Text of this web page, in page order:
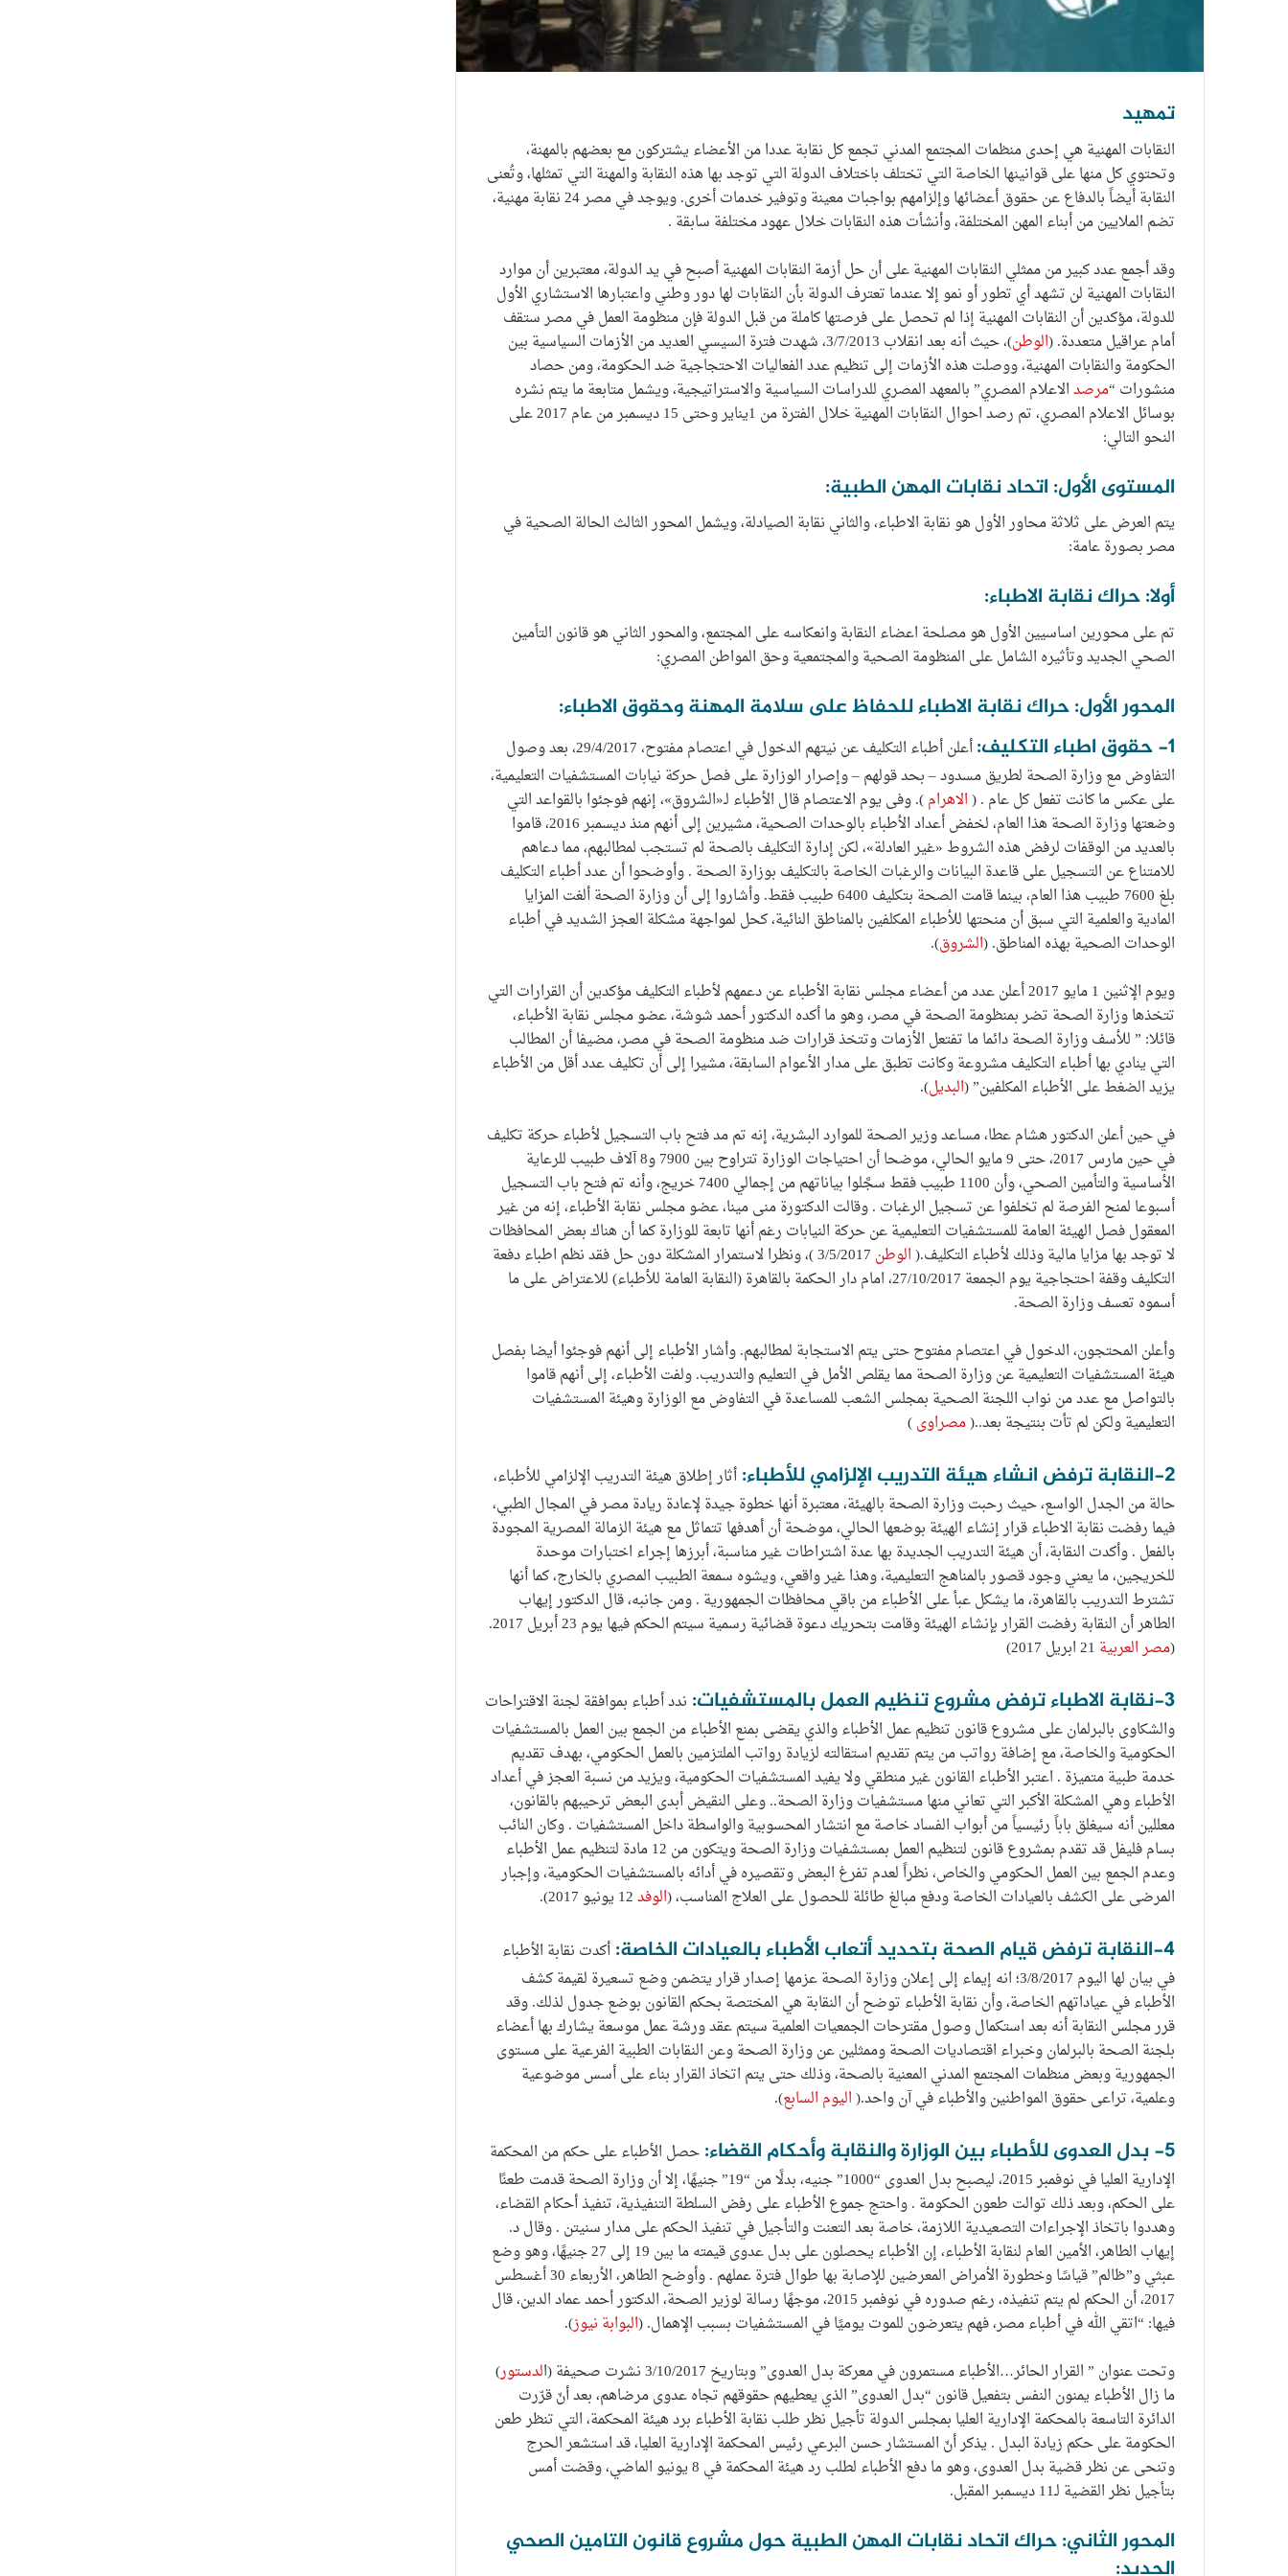
تمهيد
النقابات المهنية هي إحدى منظمات المجتمع المدني تجمع كل نقابة عددا من الأعضاء يشتركون مع بعضهم بالمهنة،
وتحتوي كل منها على قوانينها الخاصة التي تختلف باختلاف الدولة التي توجد بها هذه النقابة والمهنة التي تمثلها، وتُعنى
النقابة أيضاً بالدفاع عن حقوق أعضائها وإلزامهم بواجبات معينة وتوفير خدمات أخرى. ويوجد في مصر 24 نقابة مهنية،
تضم الملايين من أبناء المهن المختلفة، وأنشأت هذه النقابات خلال عهود مختلفة سابقة .
وقد أجمع عدد كبير من ممثلي النقابات المهنية على أن حل أزمة النقابات المهنية أصبح في يد الدولة، معتبرين أن موارد
النقابات المهنية لن تشهد أي تطور أو نمو إلا عندما تعترف الدولة بأن النقابات لها دور وطني واعتبارها الاستشاري الأول
للدولة، مؤكدين أن النقابات المهنية إذا لم تحصل على فرصتها كاملة من قبل الدولة فإن منظومة العمل في مصر ستقف
أمام عراقيل متعددة. (الوطن
)، حيث أنه بعد انقلاب 3/7/2013، شهدت فترة السيسي العديد من الأزمات السياسية بين
الحكومة والنقابات المهنية، ووصلت هذه الأزمات إلى تنظيم عدد الفعاليات الاحتجاجية ضد الحكومة، ومن حصاد
منشورات “مرصدالاعلام المصري” بالمعهد المصري للدراسات السياسية والاستراتيجية، ويشمل متابعة ما يتم نشره
بوسائل الاعلام المصري، تم رصد احوال النقابات المهنية خلال الفترة من 1يناير وحتى 15 ديسمبر من عام 2017 على
النحو التالي:
المستوى الأول: اتحاد نقابات المهن الطبية:
يتم العرض على ثلاثة محاور الأول هو نقابة الاطباء، والثاني نقابة الصيادلة، ويشمل المحور الثالث الحالة الصحية في
مصر بصورة عامة:
أولا: حراك نقابة الاطباء:
تم على محورين اساسيين الأول هو مصلحة اعضاء النقابة وانعكاسه على المجتمع، والمحور الثاني هو قانون التأمين
الصحي الجديد وتأثيره الشامل على المنظومة الصحية والمجتمعية وحق المواطن المصري:
المحور الأول: حراك نقابة الاطباء للحفاظ على سلامة المهنة وحقوق الاطباء:
1- حقوق اطباء التكليف:
أعلن أطباء التكليف عن نيتهم الدخول في اعتصام مفتوح، 29/4/2017، بعد وصول
التفاوض مع وزارة الصحة لطريق مسدود – بحد قولهم – وإصرار الوزارة على فصل حركة نيابات المستشفيات التعليمية،
على عكس ما كانت تفعل كل عام . (الاهرام). وفى يوم الاعتصام قال الأطباء لـ«الشروق»، إنهم فوجئوا بالقواعد التي
وضعتها وزارة الصحة هذا العام، لخفض أعداد الأطباء بالوحدات الصحية، مشيرين إلى أنهم منذ ديسمبر 2016، قاموا
بالعديد من الوقفات لرفض هذه الشروط «غير العادلة»، لكن إدارة التكليف بالصحة لم تستجب لمطالبهم، مما دعاهم
للامتناع عن التسجيل على قاعدة البيانات والرغبات الخاصة بالتكليف بوزارة الصحة . وأوضحوا أن عدد أطباء التكليف
بلغ 7600 طبيب هذا العام، بينما قامت الصحة بتكليف 6400 طبيب فقط. وأشاروا إلى أن وزارة الصحة ألغت المزايا
المادية والعلمية التي سبق أن منحتها للأطباء المكلفين بالمناطق النائية، كحل لمواجهة مشكلة العجز الشديد في أطباء
الوحدات الصحية بهذه المناطق. (الشروق).
ويوم الإثنين 1 مايو 2017 أعلن عدد من أعضاء مجلس نقابة الأطباء عن دعمهم لأطباء التكليف مؤكدين أن القرارات التي
تتخذها وزارة الصحة تضر بمنظومة الصحة في مصر، وهو ما أكده الدكتور أحمد شوشة، عضو مجلس نقابة الأطباء،
قائلا: ” للأسف وزارة الصحة دائما ما تفتعل الأزمات وتتخذ قرارات ضد منظومة الصحة في مصر، مضيفا أن المطالب
التي ينادي بها أطباء التكليف مشروعة وكانت تطبق على مدار الأعوام السابقة، مشيرا إلى أن تكليف عدد أقل من الأطباء
يزيد الضغط على الأطباء المكلفين” (البديل).
في حين أعلن الدكتور هشام عطا، مساعد وزير الصحة للموارد البشرية، إنه تم مد فتح باب التسجيل لأطباء حركة تكليف
في حين مارس 2017، حتى 9 مايو الحالي، موضحا أن احتياجات الوزارة تتراوح بين 7900 و8 آلاف طبيب للرعاية
الأساسية والتأمين الصحي، وأن 1100 طبيب فقط سجَّلوا بياناتهم من إجمالي 7400 خريج، وأنه تم فتح باب التسجيل
أسبوعا لمنح الفرصة لم تخلفوا عن تسجيل الرغبات . وقالت الدكتورة منى مينا، عضو مجلس نقابة الأطباء، إنه من غير
المعقول فصل الهيئة العامة للمستشفيات التعليمية عن حركة النيابات رغم أنها تابعة للوزارة كما أن هناك بعض المحافظات
لا توجد بها مزايا مالية وذلك لأطباء التكليف.(الوطن
3/5/2017 )، ونظرا لاستمرار المشكلة دون حل فقد نظم اطباء دفعة
التكليف وقفة احتجاجية يوم الجمعة 27/10/2017، امام دار الحكمة بالقاهرة (النقابة العامة للأطباء) للاعتراض على ما
أسموه تعسف وزارة الصحة.
وأعلن المحتجون، الدخول في اعتصام مفتوح حتى يتم الاستجابة لمطالبهم. وأشار الأطباء إلى أنهم فوجئوا أيضا بفصل
هيئة المستشفيات التعليمية عن وزارة الصحة مما يقلص الأمل في التعليم والتدريب. ولفت الأطباء، إلى أنهم قاموا
بالتواصل مع عدد من نواب اللجنة الصحية بمجلس الشعب للمساعدة في التفاوض مع الوزارة وهيئة المستشفيات
التعليمية ولكن لم تأت بنتيجة بعد..(مصراوى)
2-النقابة ترفض انشاء هيئة التدريب الإلزامي للأطباء:
أثار إطلاق هيئة التدريب الإلزامي للأطباء،
حالة من الجدل الواسع، حيث رحبت وزارة الصحة بالهيئة، معتبرة أنها خطوة جيدة لإعادة ريادة مصر في المجال الطبي،
فيما رفضت نقابة الاطباء قرار إنشاء الهيئة بوضعها الحالي، موضحة أن أهدفها تتماثل مع هيئة الزمالة المصرية المجودة
بالفعل . وأكدت النقابة، أن هيئة التدريب الجديدة بها عدة اشتراطات غير مناسبة، أبرزها إجراء اختبارات موحدة
للخريجين، ما يعني وجود قصور بالمناهج التعليمية، وهذا غير واقعي، ويشوه سمعة الطبيب المصري بالخارج، كما أنها
تشترط التدريب بالقاهرة، ما يشكل عبأ على الأطباء من باقي محافظات الجمهورية . ومن جانبه، قال الدكتور إيهاب
الطاهر أن النقابة رفضت القرار بإنشاء الهيئة وقامت بتحريك دعوة قضائية رسمية سيتم الحكم فيها يوم 23 أبريل 2017.
(مصر العربية 21 ابريل 2017)
3-نقابة الاطباء ترفض مشروع تنظيم العمل بالمستشفيات:
ندد أطباء بموافقة لجنة الاقتراحات
والشكاوى بالبرلمان على مشروع قانون تنظيم عمل الأطباء والذي يقضى بمنع الأطباء من الجمع بين العمل بالمستشفيات
الحكومية والخاصة، مع إضافة رواتب من يتم تقديم استقالته لزيادة رواتب الملتزمين بالعمل الحكومي، بهدف تقديم
خدمة طبية متميزة . اعتبر الأطباء القانون غير منطقي ولا يفيد المستشفيات الحكومية، ويزيد من نسبة العجز في أعداد
الأطباء وهي المشكلة الأكبر التي تعاني منها مستشفيات وزارة الصحة.. وعلى النقيض أبدى البعض ترحيبهم بالقانون،
معللين أنه سيغلق باباً رئيسياً من أبواب الفساد خاصة مع انتشار المحسوبية والواسطة داخل المستشفيات . وكان النائب
بسام فليفل قد تقدم بمشروع قانون لتنظيم العمل بمستشفيات وزارة الصحة ويتكون من 12 مادة لتنظيم عمل الأطباء
وعدم الجمع بين العمل الحكومي والخاص، نظراً لعدم تفرغ البعض وتقصيره في أدائه بالمستشفيات الحكومية، وإجبار
المرضى على الكشف بالعيادات الخاصة ودفع مبالغ طائلة للحصول على العلاج المناسب، (الوفد
4-النقابة ترفض قيام الصحة بتحديد أتعاب الأطباء بالعيادات الخاصة:
أكدت نقابة الأطباء
في بيان لها اليوم 3/8/2017؛ انه إيماء إلى إعلان وزارة الصحة عزمها إصدار قرار يتضمن وضع تسعيرة لقيمة كشف
الأطباء في عياداتهم الخاصة، وأن نقابة الأطباء توضح أن النقابة هي المختصة بحكم القانون بوضع جدول لذلك. وقد
قرر مجلس النقابة أنه بعد استكمال وصول مقترحات الجمعيات العلمية سيتم عقد ورشة عمل موسعة يشارك بها أعضاء
بلجنة الصحة بالبرلمان وخبراء اقتصاديات الصحة وممثلين عن وزارة الصحة وعن النقابات الطبية الفرعية على مستوى
الجمهورية وبعض منظمات المجتمع المدني المعنية بالصحة، وذلك حتى يتم اتخاذ القرار بناء على أسس موضوعية
وعلمية، تراعى حقوق المواطنين والأطباء في آن واحد.(اليوم السابع).
5- بدل العدوى للأطباء بين الوزارة والنقابة وأحكام القضاء:
حصل الأطباء على حكم من المحكمة
الإدارية العليا في نوفمبر 2015، ليصبح بدل العدوى “1000” جنيه، بدلًا من “19” جنيهًا، إلا أن وزارة الصحة قدمت طعنًا
على الحكم، وبعد ذلك توالت طعون الحكومة . واحتج جموع الأطباء على رفض السلطة التنفيذية، تنفيذ أحكام القضاء،
وهددوا باتخاذ الإجراءات التصعيدية اللازمة، خاصة بعد التعنت والتأجيل في تنفيذ الحكم على مدار سنيتن . وقال د.
إيهاب الطاهر، الأمين العام لنقابة الأطباء، إن الأطباء يحصلون على بدل عدوى قيمته ما بين 19 إلى 27 جنيهًا، وهو وضع
عبثي و”ظالم” قياسًا وخطورة الأمراض المعرضين للإصابة بها طوال فترة عملهم . وأوضح الطاهر، الأربعاء 30 أغسطس
2017، أن الحكم لم يتم تنفيذه، رغم صدوره في نوفمبر 2015، موجهًا رسالة لوزير الصحة، الدكتور أحمد عماد الدين، قال
فيها: “اتقي الله في أطباء مصر، فهم يتعرضون للموت يوميًا في المستشفيات بسبب الإهمال. (البوابة نيوز).
وتحت عنوان ” القرار الحائر…الأطباء مستمرون في معركة بدل العدوى” وبتاريخ 3/10/2017 نشرت صحيفة (ا
لدستور)
ما زال الأطباء يمنون النفس بتفعيل قانون “بدل العدوى” الذي يعطيهم حقوقهم تجاه عدوى مرضاهم، بعد أنّ قرّرت
الدائرة التاسعة بالمحكمة الإدارية العليا بمجلس الدولة تأجيل نظر طلب نقابة الأطباء برد هيئة المحكمة، التي تنظر طعن
الحكومة على حكم زيادة البدل . يذكر أنّ المستشار حسن البرعي رئيس المحكمة الإدارية العليا، قد استشعر الحرج
وتنحى عن نظر قضية بدل العدوى، وهو ما دفع الأطباء لطلب رد هيئة المحكمة في 8 يونيو الماضي، وقضت أمس
بتأجيل نظر القضية لـ11 ديسمبر المقبل.
المحور الثاني: حراك اتحاد نقابات المهن الطبية حول مشروع قانون التامين الصحي